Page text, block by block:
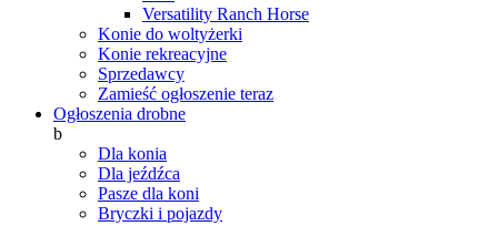
Versatility Ranch Horse
Konie do woltyżerki
Konie rekreacyjne
Sprzedawcy
Zamieść ogłoszenie teraz
Ogłoszenia drobne
b
Dla konia
Dla jeźdźca
Pasze dla koni
Bryczki i pojazdy